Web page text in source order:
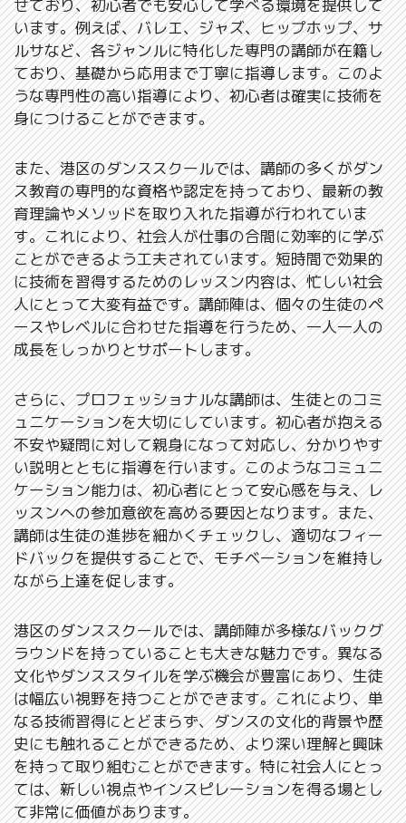
せており、初心者でも安心して学べる環境を提供して
います。例えば、バレエ、ジャズ、ヒップホップ、サ
ルサなど、各ジャンルに特化した専門の講師が在籍し
ており、基礎から応用まで丁寧に指導します。このよ
うな専門性の高い指導により、初心者は確実に技術を
身につけることができます。
また、港区のダンススクールでは、講師の多くがダン
ス教育の専門的な資格や認定を持っており、最新の教
育理論やメソッドを取り入れた指導が行われていま
す。これにより、社会人が仕事の合間に効率的に学ぶ
ことができるよう工夫されています。短時間で効果的
に技術を習得するためのレッスン内容は、忙しい社会
人にとって大変有益です。講師陣は、個々の生徒のペ
ースやレベルに合わせた指導を行うため、一人一人の
成長をしっかりとサポートします。
さらに、プロフェッショナルな講師は、生徒とのコミ
ュニケーションを大切にしています。初心者が抱える
不安や疑問に対して親身になって対応し、分かりやす
い説明とともに指導を行います。このようなコミュニ
ケーション能力は、初心者にとって安心感を与え、レ
ッスンへの参加意欲を高める要因となります。また、
講師は生徒の進捗を細かくチェックし、適切なフィー
ドバックを提供することで、モチベーションを維持し
ながら上達を促します。
港区のダンススクールでは、講師陣が多様なバックグ
ラウンドを持っていることも大きな魅力です。異なる
文化やダンススタイルを学ぶ機会が豊富にあり、生徒
は幅広い視野を持つことができます。これにより、単
なる技術習得にとどまらず、ダンスの文化的背景や歴
史にも触れることができるため、より深い理解と興味
を持って取り組むことができます。特に社会人にとっ
ては、新しい視点やインスピレーションを得る場とし
て非常に価値があります。